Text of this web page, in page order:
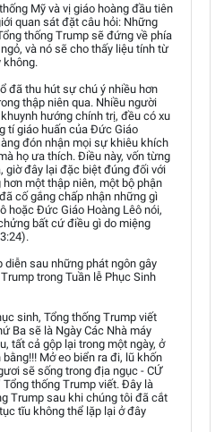
Mỹ và vị giáo hoàng đầu tiên
quan sát đặt câu hỏi: Những
thống Trump sẽ đứng về phía
và nó sẽ cho thấy liệu tính từ
không.
đã thu hút sự chú ý nhiều hơn
thập niên qua. Nhiều người
hướng chính trị, đều có xu
tí giáo huấn của Đức Giáo
đón nhận mọi sự khiêu khích
họ ưa thích. Điều này, vốn từng
giờ đây lại đặc biệt đúng đối với
một thập niên, một bộ phận
cố gắng chấp nhận những gì
hoặc Đức Giáo Hoàng Lêô nói,
bất cứ điều gì do miệng
diễn sau những phát ngôn gây
trong Tuần lễ Phục Sinh
sinh, Tổng thống Trump viết
Ba sẽ là Ngày Các Nhà máy
tất cả gộp lại trong một ngày, ở
Mở eo biển ra đi, lũ khốn
sẽ sống trong địa ngục - CỨ
Tổng thống Trump viết. Đây là
Trump sau khi chúng tôi đã cắt
tĩu không thể lặp lại ở đây